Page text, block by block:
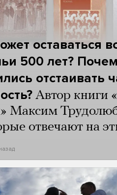
оставаться
500 лет?
отстаивать
Автор книги
Максим
отвечают на